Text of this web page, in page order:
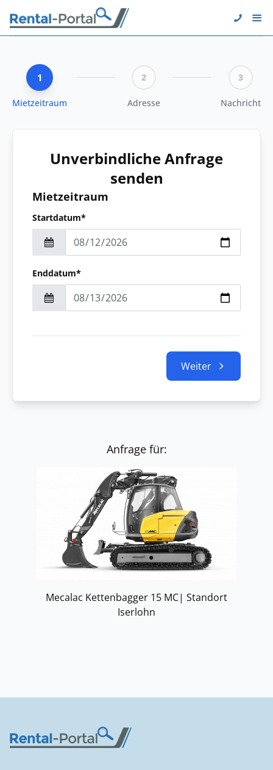
1
Mietzeitraum
2
Adresse
3
Nachricht
Unverbindliche Anfrage
senden
Mietzeitraum
Startdatum*
Enddatum*
Weiter
Anfrage für:
Mecalac Kettenbagger 15 MC| Standort
Iserlohn